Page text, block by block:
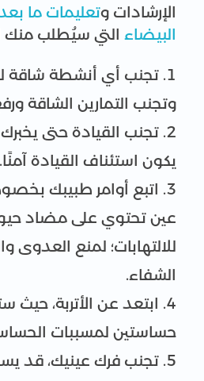
الإرشادات وتعليمات ما
البيضاء التي سيُطلب منك
تجنب أي أنشطة شاقة
وتجنب التمارين الشاقة
تجنب القيادة حتى
يكون استئناف القيادة آمنًا.
اتبع أوامر طبيبك
عين تحتوي على مضاد
للالتهابات؛ لمنع العدوى
الشفاء.
ابتعد عن الأتربة، حيث
حساستين لمسببات
تجنب فرك عينيك، قد